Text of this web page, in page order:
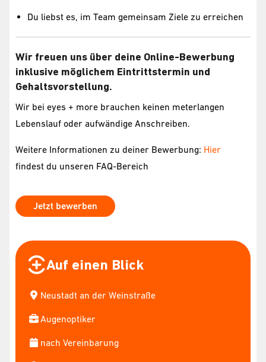
Du liebst es, im Team gemeinsam Ziele zu erreichen
Wir freuen uns über deine Online-Bewerbung
inklusive möglichem Eintrittstermin und
Gehaltsvorstellung.
Wir bei eyes + more brauchen keinen meterlangen
Lebenslauf oder aufwändige Anschreiben.
Weitere Informationen zu deiner Bewerbung: Hier
findest du unseren FAQ-Bereich
Jetzt bewerben
Auf einen Blick
Neustadt an der Weinstraße
Augenoptiker
nach Vereinbarung